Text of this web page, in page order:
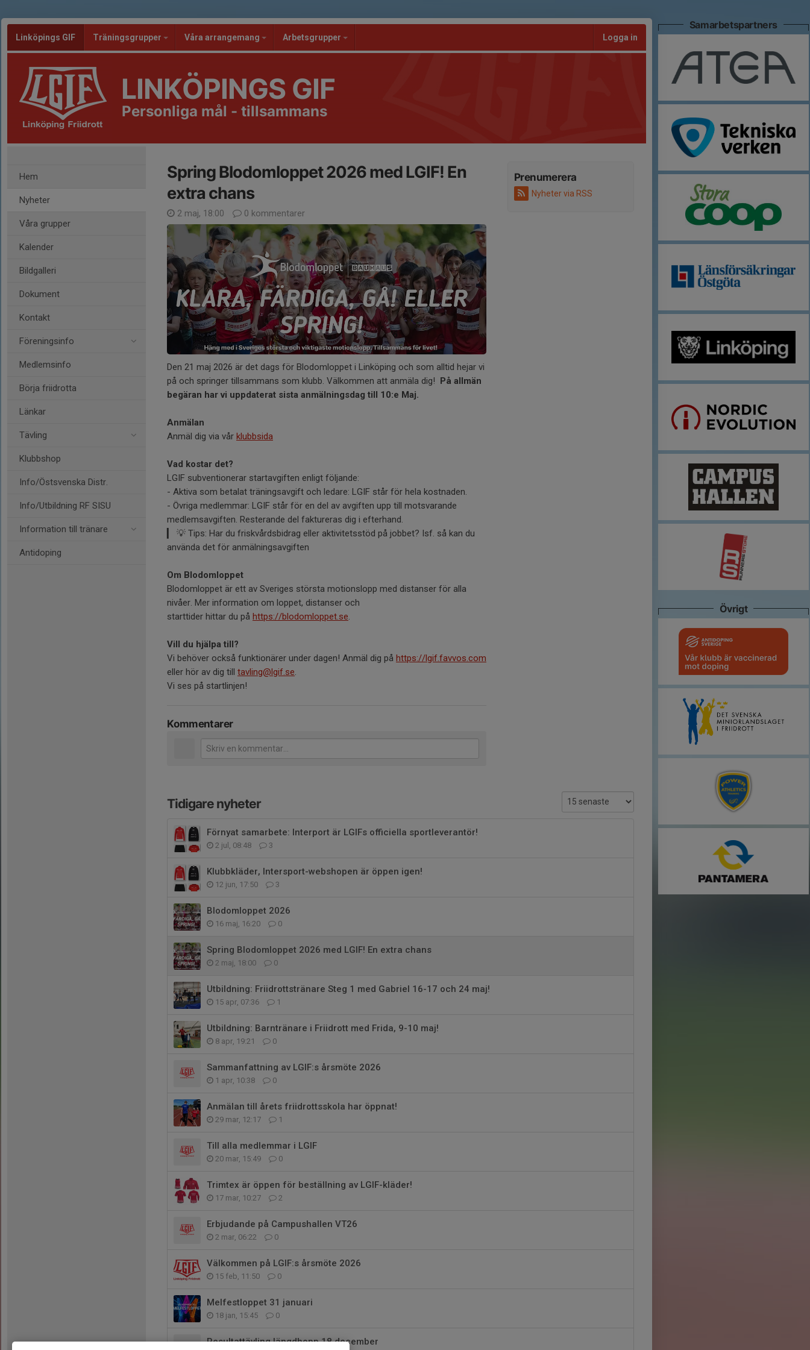
Linköpings GIF Träningsgrupper Våra arrangemang Arbetsgrupper Logga in
LINKÖPINGS GIF
Personliga mål - tillsammans
Hem
Nyheter
Våra grupper
Kalender
Bildgalleri
Dokument
Kontakt
Föreningsinfo
Medlemsinfo
Börja friidrotta
Länkar
Tävling
Klubbshop
Info/Östsvenska Distr.
Info/Utbildning RF SISU
Information till tränare
Antidoping
Prenumerera
Nyheter via RSS
Spring Blodomloppet 2026 med LGIF! En
extra chans
2 maj, 18:00 0 kommentarer
Den 21 maj 2026 är det dags för Blodomloppet i Linköping och som alltid hejar vi
på och springer tillsammans som klubb. Välkommen att anmäla dig! På allmän
begäran har vi uppdaterat sista anmälningsdag till 10:e Maj.
Anmälan
Anmäl dig via vår klubbsida
Vad kostar det?
LGIF subventionerar startavgiften enligt följande:
- Aktiva som betalat träningsavgift och ledare: LGIF står för hela kostnaden.
- Övriga medlemmar: LGIF står för en del av avgiften upp till motsvarande
medlemsavgiften. Resterande del faktureras dig i efterhand.
▎ 💡 Tips: Har du friskvårdsbidrag eller aktivitetsstöd på jobbet? Isf. så kan du
använda det för anmälningsavgiften
Om Blodomloppet
Blodomloppet är ett av Sveriges största motionslopp med distanser för alla
nivåer. Mer information om loppet, distanser och
starttider hittar du på https://blodomloppet.se.
Vill du hjälpa till?
Vi behöver också funktionärer under dagen! Anmäl dig på https://lgif.favvos.com
eller hör av dig till tavling@lgif.se.
Vi ses på startlinjen!
Kommentarer
Tidigare nyheter
Förnyat samarbete: Interport är LGIFs officiella sportleverantör!
2 jul, 08:48 3
Klubbkläder, Intersport-webshopen är öppen igen!
12 jun, 17:50 3
Blodomloppet 2026
16 maj, 16:20 0
Spring Blodomloppet 2026 med LGIF! En extra chans
2 maj, 18:00 0
Utbildning: Friidrottstränare Steg 1 med Gabriel 16-17 och 24 maj!
15 apr, 07:36 1
Utbildning: Barntränare i Friidrott med Frida, 9-10 maj!
8 apr, 19:21 0
Sammanfattning av LGIF:s årsmöte 2026
1 apr, 10:38 0
Anmälan till årets friidrottsskola har öppnat!
29 mar, 12:17 1
Till alla medlemmar i LGIF
20 mar, 15:49 0
Trimtex är öppen för beställning av LGIF-kläder!
17 mar, 10:27 2
Erbjudande på Campushallen VT26
2 mar, 06:22 0
Välkommen på LGIF:s årsmöte 2026
15 feb, 11:50 0
Melfestloppet 31 januari
18 jan, 15:45 0
Resultattävling längdhopp 18 december
Samarbetspartners
Övrigt